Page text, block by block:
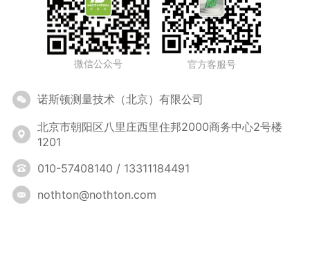
微信公众号 官方客服号
诺斯顿测量技术（北京）有限公司
北京市朝阳区八里庄西里住邦2000商务中心2号楼
1201
010-57408140 / 13311184491
nothton@nothton.com